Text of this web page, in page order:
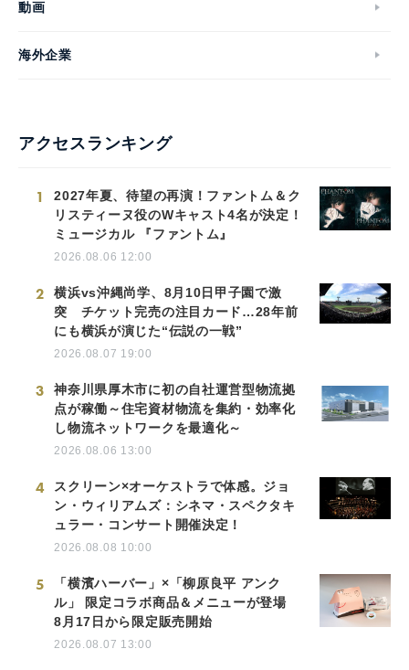
動画
海外企業
アクセスランキング
1
2027年夏、待望の再演！ファントム＆ク
リスティーヌ役のWキャスト4名が決定！
ミュージカル 『ファントム』
2026.08.06 12:00
2
横浜vs沖縄尚学、8月10日甲子園で激
突 チケット完売の注目カード…28年前
にも横浜が演じた“伝説の一戦”
2026.08.07 19:00
3
神奈川県厚木市に初の自社運営型物流拠
点が稼働～住宅資材物流を集約・効率化
し物流ネットワークを最適化～
2026.08.06 13:00
4
スクリーン×オーケストラで体感。ジョ
ン・ウィリアムズ：シネマ・スペクタキ
ュラー・コンサート開催決定！
2026.08.08 10:00
5
「横濱ハーバー」×「柳原良平 アンク
ル」 限定コラボ商品＆メニューが登場
8月17日から限定販売開始
2026.08.07 13:00